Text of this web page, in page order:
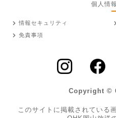
個人情
情報セキュリティ
免責事項
Copyright ©
このサイトに掲載されている